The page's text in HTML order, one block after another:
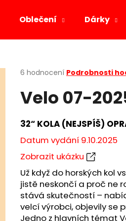
Oblečení Dárky
Průměrné
produktu
je
z
5
hvězdiček.
6 hodnocení Podrobnosti
Velo 07-
32“ KOLA (NEJSPÍŠ)
Datum vydání 9.10.2025
Zobrazit ukázku
Už když do horských kol
jistě neskončí a proč ne
stává skutečností –
velcí výrobci, objevily se
Jedno z hlavních témat
HLEDAT